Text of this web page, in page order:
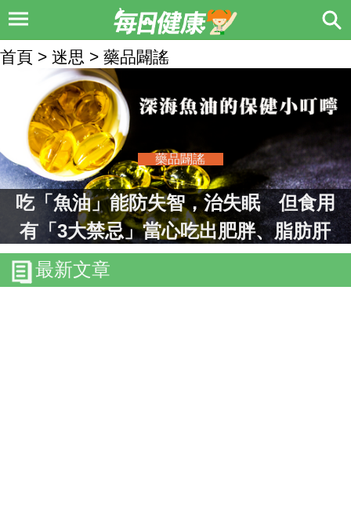
首頁 > 迷思 > 藥品闢謠
藥品闢謠
吃「魚油」能防失智，治失眠 但食用
有「3大禁忌」當心吃出肥胖、脂肪肝
最新文章